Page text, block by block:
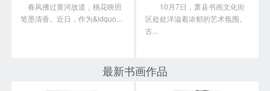
春风拂过黄河故道，桃花映照
笔墨清香。近日，作为&ldquo...
10月7日，萧县书画文化街
区处处洋溢着浓郁的艺术氛围。
古...
最新书画作品